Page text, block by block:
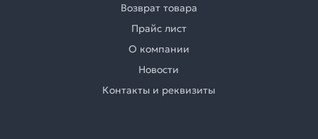
Возврат товара
Прайс лист
О компании
Новости
Контакты и реквизиты